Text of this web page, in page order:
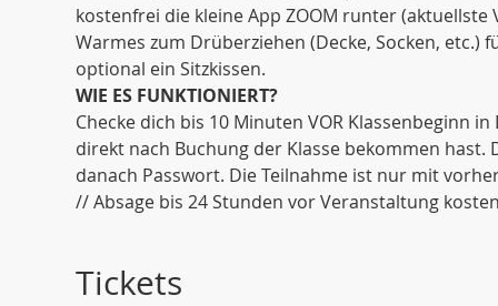
kostenfrei die kleine App ZOOM runter
Warmes zum Drüberziehen (Decke, Socken,
optional ein Sitzkissen.
WIE ES FUNKTIONIERT?
Checke dich bis 10 Minuten VOR Klassenbeginn
direkt nach Buchung der Klasse bekommen
danach Passwort. Die Teilnahme ist nur mit
// Absage bis 24 Stunden vor Veranstaltung
Tickets